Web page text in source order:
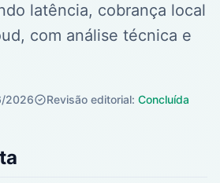
latência, cobrança local
com análise técnica e
2026 Revisão editorial: Concluída